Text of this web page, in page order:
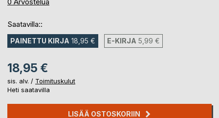
Saatavilla::
PAINETTU KIRJA 18,95 € E-KIRJA 5,99 €
18,95 €
sis. alv. / Toimituskulut
Heti saatavilla
LISÄÄ OSTOSKORIIN